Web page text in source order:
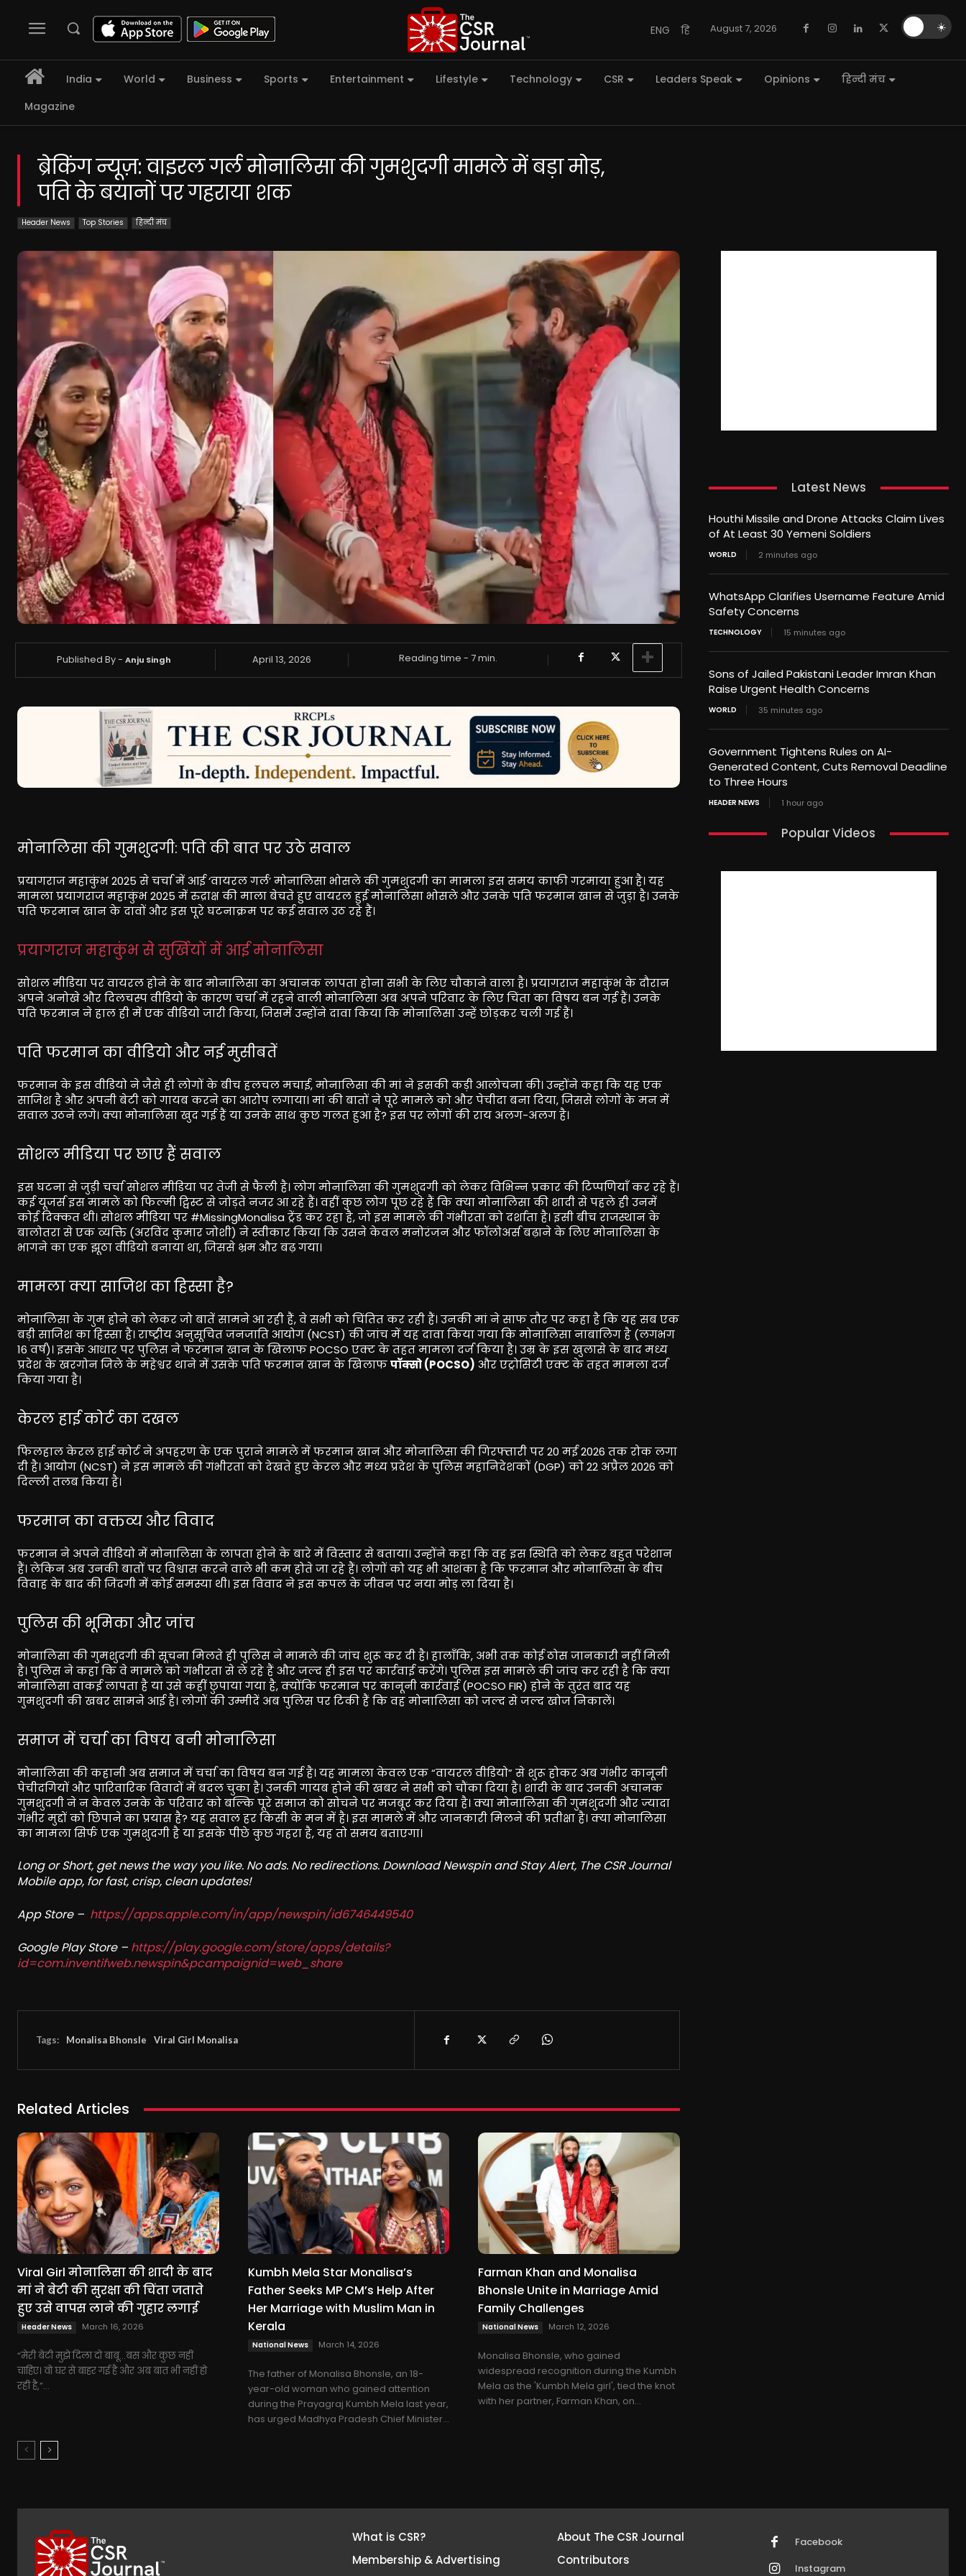
ENG हि August 7, 2026
India World Business Sports Entertainment Lifestyle Technology CSR Leaders Speak Opinions
हिन्दी मंच
Magazine
ब्रेकिंग न्यूज़: वाइरल गर्ल मोनालिसा की गुमशुदगी मामले में बड़ा मोड़,
पति के बयानों पर गहराया शक
Header News Top Stories हिन्दी मंच
Published By - Anju Singh April 13, 2026 Reading time - 7min.
मोनालिसा की गुमशुदगी: पति की बात पर उठे सवाल
प्रयागराज महाकुंभ 2025 से चर्चा में आई ‘वायरल गर्ल’ मोनालिसा भोसले की गुमशुदगी का मामला इस समय काफी गरमाया हुआ है।यह
मामला प्रयागराज महाकुंभ 2025 में रुद्राक्ष की माला बेचते हुए वायरल हुईमोनालिसा भोसलेऔर उनके पतिफरमान खानसे जुड़ा है।उनके
पति फरमान खान के दावों और इस पूरे घटनाक्रम पर कई सवाल उठ रहे हैं।
प्रयागराज महाकुंभ से सुर्खियों में आई मोनालिसा
सोशल मीडिया पर वायरल होने के बाद मोनालिसा का अचानक लापता होना सभी के लिए चौकाने वाला है। प्रयागराज महाकुंभ के दौरान
अपने अनोखे और दिलचस्प वीडियो के कारण चर्चा में रहने वाली मोनालिसा अब अपने परिवार के लिए चिंता का विषय बन गई हैं। उनके
पति फरमान ने हाल ही में एक वीडियो जारी किया, जिसमें उन्होंने दावा किया कि मोनालिसा उन्हें छोड़कर चली गई हैं।
पति फरमान का वीडियो और नई मुसीबतें
फरमान के इस वीडियो ने जैसे ही लोगों के बीच हलचल मचाई, मोनालिसा की मां ने इसकी कड़ी आलोचना की। उन्होंने कहा कि यह एक
साजिश है और अपनी बेटी को गायब करने का आरोप लगाया। मां की बातों ने पूरे मामले को और पेचीदा बना दिया, जिससे लोगों के मन में
सवाल उठने लगे। क्या मोनालिसा खुद गई हैं या उनके साथ कुछ गलत हुआ है? इस पर लोगों की राय अलग-अलग है।
सोशल मीडिया पर छाए हैं सवाल
इस घटना से जुड़ी चर्चा सोशल मीडिया पर तेजी से फैली है। लोग मोनालिसा की गुमशुदगी को लेकर विभिन्न प्रकार की टिप्पणियाँ कर रहे हैं।
कई यूजर्स इस मामले को फिल्मी ट्विस्ट से जोड़ते नजर आ रहे हैं। वहीं कुछ लोग पूछ रहे हैं कि क्या मोनालिसा की शादी से पहले ही उनमें
कोई दिक्कत थी। सोशल मीडिया पर #MissingMonalisa ट्रेंड कर रहा है, जो इस मामले की गंभीरता को दर्शाता है। इसी बीच राजस्थान के
बालोतरा से एक व्यक्ति (अरविंद कुमार जोशी) ने स्वीकार किया कि उसने केवल मनोरंजन और फॉलोअर्स बढ़ाने के लिए मोनालिसा के
भागने का एक झूठा वीडियो बनाया था, जिससे भ्रम और बढ़ गया।
मामला क्या साजिश का हिस्सा है?
मोनालिसा के गुम होने को लेकर जो बातें सामने आ रही हैं, वे सभी को चिंतित कर रही हैं। उनकी मां ने साफ तौर पर कहा है कि यह सब एक
बड़ी साजिश का हिस्सा है। राष्ट्रीय अनुसूचित जनजाति आयोग (NCST) की जांच में यह दावा किया गया कि मोनालिसा नाबालिग है (लगभग
16 वर्ष)। इसके आधार पर पुलिस ने फरमान खान के खिलाफ POCSO एक्ट के तहत मामला दर्ज किया है। उम्र के इस खुलासे के बाद मध्य
प्रदेश के खरगोन जिले के महेश्वर थाने में उसके पति फरमान खान के खिलाफपॉक्सो (POCSO) और एट्रोसिटी एक्ट के तहत मामला दर्ज
किया गया है।
केरल हाई कोर्ट का दखल
फिलहाल केरल हाई कोर्ट ने अपहरण के एक पुराने मामले में फरमान खान और मोनालिसा की गिरफ्तारी पर 20 मई 2026 तक रोक लगा
दी है।आयोग (NCST) ने इस मामले की गंभीरता को देखते हुए केरल और मध्य प्रदेश के पुलिस महानिदेशकों (DGP) को 22 अप्रैल 2026 को
दिल्ली तलब किया है।
फरमान का वक्तव्य और विवाद
फरमान ने अपने वीडियो में मोनालिसा के लापता होने के बारे में विस्तार से बताया। उन्होंने कहा कि वह इस स्थिति को लेकर बहुत परेशान
हैं। लेकिन अब उनकी बातों पर विश्वास करने वाले भी कम होते जा रहे हैं। लोगों को यह भी आशंका है कि फरमान और मोनालिसा के बीच
विवाह के बाद की जिंदगी में कोई समस्या थी। इस विवाद ने इस कपल के जीवन पर नया मोड़ ला दिया है।
पुलिस की भूमिका और जांच
मोनालिसा की गुमशुदगी की सूचना मिलते ही पुलिस ने मामले की जांच शुरू कर दी है। हालाँकि, अभी तक कोई ठोस जानकारी नहीं मिली
है। पुलिस ने कहा कि वे मामले को गंभीरता से ले रहे हैं और जल्द ही इस पर कार्रवाई करेंगे। पुलिस इस मामले की जांच कर रही है कि क्या
मोनालिसा वाकई लापता है या उसे कहीं छुपाया गया है, क्योंकि फरमान पर कानूनी कार्रवाई (POCSO FIR) होने के तुरंत बाद यह
गुमशुदगी की खबर सामने आई है। लोगों की उम्मीदें अब पुलिस पर टिकी हैं कि वह मोनालिसा को जल्द से जल्द खोज निकालें।
समाज में चर्चा का विषय बनी मोनालिसा
मोनालिसा की कहानी अब समाज में चर्चा का विषय बन गई है। यह मामला केवल एक “वायरल वीडियो” से शुरू होकर अब गंभीर कानूनी
पेचीदगियों और पारिवारिक विवादों में बदल चुका है। उनकी गायब होने की खबर ने सभी को चौंका दिया है। शादी के बाद उनकी अचानक
गुमशुदगी ने न केवल उनके के परिवार को बल्कि पूरे समाज को सोचने पर मजबूर कर दिया है। क्या मोनालिसा की गुमशुदगी और ज्यादा
गंभीर मुद्दों को छिपाने का प्रयास है? यह सवाल हर किसी के मन में है। इस मामले में और जानकारी मिलने की प्रतीक्षा है। क्या मोनालिसा
का मामला सिर्फ एक गुमशुदगी है या इसके पीछे कुछ गहरा है, यह तो समय बताएगा।
Long or Short, get news the way you like. No ads. No redirections. Download Newspin and Stay Alert, The CSR Journal
Mobile app, for fast, crisp, clean updates!
App Store – https://apps.apple.com/in/app/newspin/id6746449540
Google Play Store – https://play.google.com/store/apps/details?
id=com.inventifweb.newspin&pcampaignid=web_share
Tags: Monalisa Bhonsle Viral Girl Monalisa
Related Articles
Viral Girl मोनालिसा की शादी के बाद
मां ने बेटी की सुरक्षा की चिंता जताते
हुए उसे वापस लाने की गुहार लगाई
Header News March 16, 2026
“मेरी बेटी मुझे दिला दो बाबू…बस और कुछ नहीं
चाहिए। वो घर से बाहर गई है और अब बात भी नहीं हो
रही है,”...
Kumbh Mela Star Monalisa’s
Father Seeks MP CM’s Help After
Her Marriage with Muslim Man in
Kerala
National News March 14, 2026
The father of Monalisa Bhonsle, an 18-
year-old woman who gained attention
during the Prayagraj Kumbh Mela last year,
has urged Madhya Pradesh Chief Minister...
Farman Khan and Monalisa
Bhonsle Unite in Marriage Amid
Family Challenges
National News March 12, 2026
Monalisa Bhonsle, who gained
widespread recognition during the Kumbh
Mela as the 'Kumbh Mela girl', tied the knot
with her partner, Farman Khan, on...
Latest News
Houthi Missile and Drone Attacks Claim Lives
of At Least 30 Yemeni Soldiers
WORLD 2 minutes ago
WhatsApp Clarifies Username Feature Amid
Safety Concerns
TECHNOLOGY 15 minutes ago
Sons of Jailed Pakistani Leader Imran Khan
Raise Urgent Health Concerns
WORLD 35 minutes ago
Government Tightens Rules on AI-
Generated Content, Cuts Removal Deadline
to Three Hours
HEADER NEWS 1 hour ago
Popular Videos
What is CSR?
Membership & Advertising
About The CSR Journal
Contributors
Facebook
Instagram
☀️